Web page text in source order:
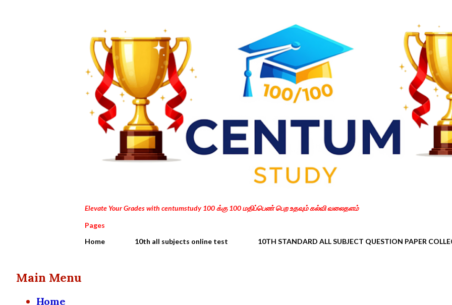
Elevate Your Grades with centumstudy 100 க்கு 100 மதிப்பெண் பெற உதவும் கல்வி வலைதளம்
Pages
Home
10th all subjects online test 10TH STANDARD ALL SUBJECT QUESTION PAPER
Main Menu
Home